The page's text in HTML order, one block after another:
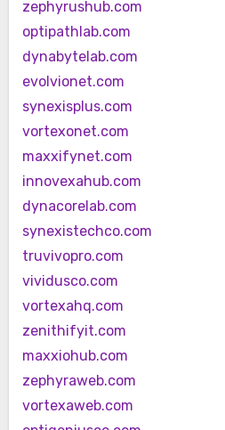
zephyrushub.com
optipathlab.com
dynabytelab.com
evolvionet.com
synexisplus.com
vortexonet.com
maxxifynet.com
innovexahub.com
dynacorelab.com
synexistechco.com
truvivopro.com
vividusco.com
vortexahq.com
zenithifyit.com
maxxiohub.com
zephyraweb.com
vortexaweb.com